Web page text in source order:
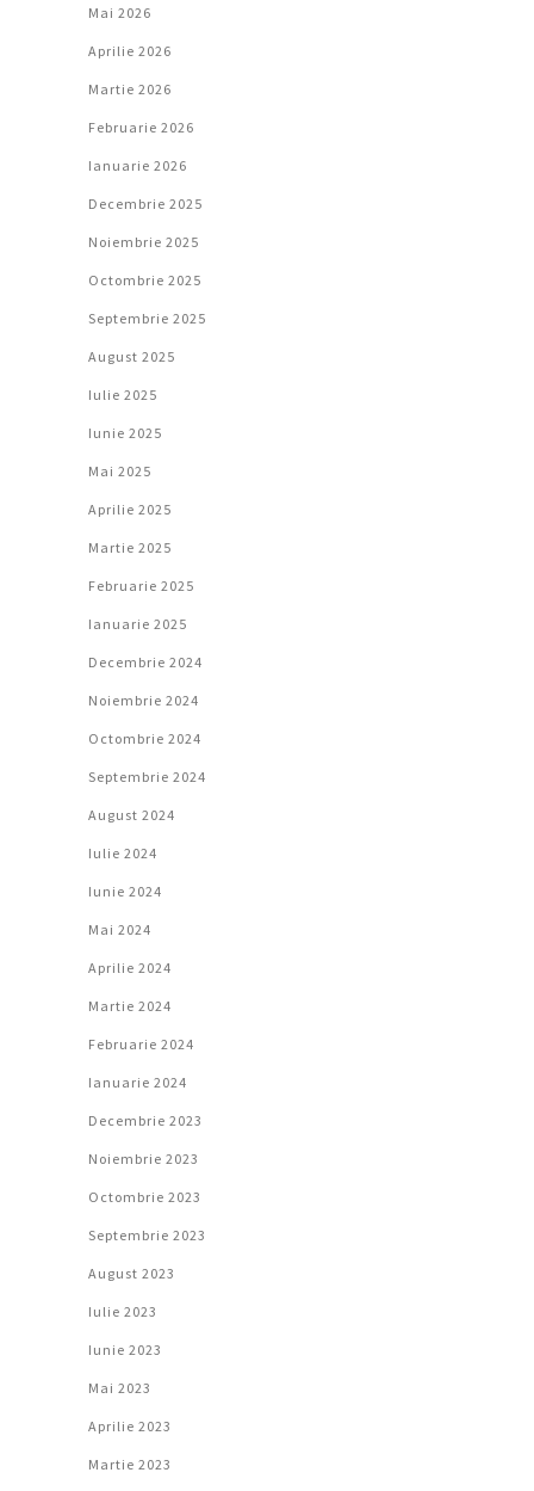
Mai 2026
Aprilie 2026
Martie 2026
Februarie 2026
Ianuarie 2026
Decembrie 2025
Noiembrie 2025
Octombrie 2025
Septembrie 2025
August 2025
Iulie 2025
Iunie 2025
Mai 2025
Aprilie 2025
Martie 2025
Februarie 2025
Ianuarie 2025
Decembrie 2024
Noiembrie 2024
Octombrie 2024
Septembrie 2024
August 2024
Iulie 2024
Iunie 2024
Mai 2024
Aprilie 2024
Martie 2024
Februarie 2024
Ianuarie 2024
Decembrie 2023
Noiembrie 2023
Octombrie 2023
Septembrie 2023
August 2023
Iulie 2023
Iunie 2023
Mai 2023
Aprilie 2023
Martie 2023